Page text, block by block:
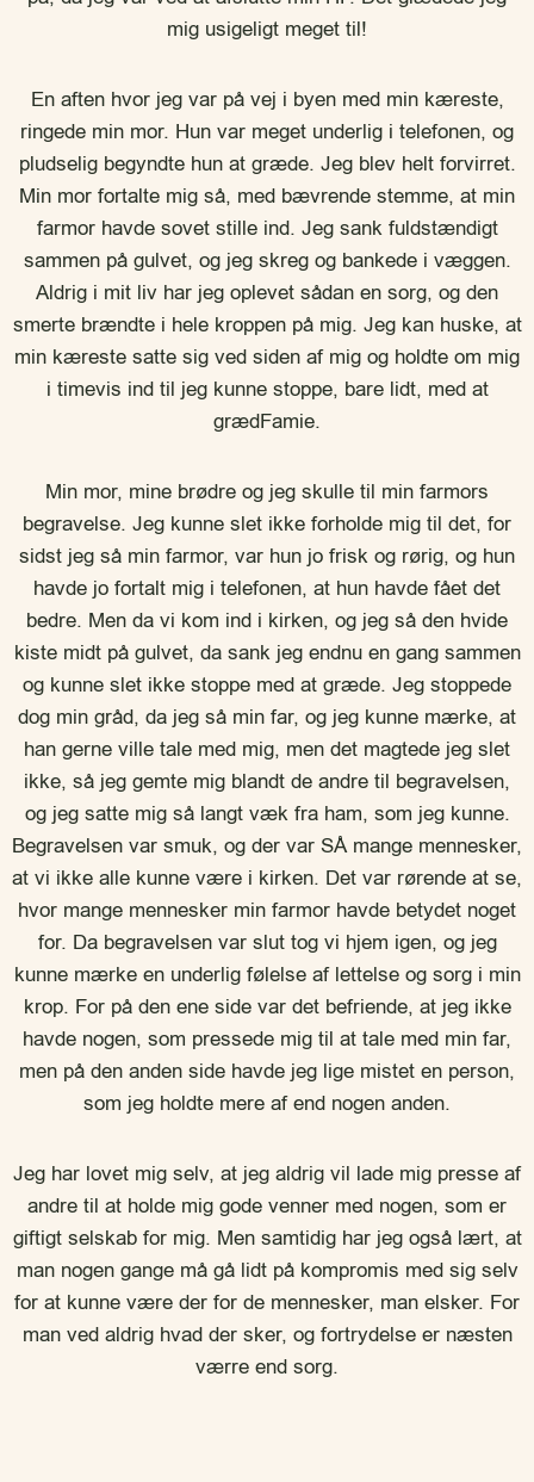
mig usigeligt meget til!
En aften hvor jeg var på vej i byen med min kæreste,
ringede min mor. Hun var meget underlig i telefonen, og
pludselig begyndte hun at græde. Jeg blev helt forvirret.
Min mor fortalte mig så, med bævrende stemme, at min
farmor havde sovet stille ind. Jeg sank fuldstændigt
sammen på gulvet, og jeg skreg og bankede i væggen.
Aldrig i mit liv har jeg oplevet sådan en sorg, og den
smerte brændte i hele kroppen på mig. Jeg kan huske, at
min kæreste satte sig ved siden af mig og holdte om mig
i timevis ind til jeg kunne stoppe, bare lidt, med at
grædFamie.
Min mor, mine brødre og jeg skulle til min farmors
begravelse. Jeg kunne slet ikke forholde mig til det, for
sidst jeg så min farmor, var hun jo frisk og rørig, og hun
havde jo fortalt mig i telefonen, at hun havde fået det
bedre. Men da vi kom ind i kirken, og jeg så den hvide
kiste midt på gulvet, da sank jeg endnu en gang sammen
og kunne slet ikke stoppe med at græde. Jeg stoppede
dog min gråd, da jeg så min far, og jeg kunne mærke, at
han gerne ville tale med mig, men det magtede jeg slet
ikke, så jeg gemte mig blandt de andre til begravelsen,
og jeg satte mig så langt væk fra ham, som jeg kunne.
Begravelsen var smuk, og der var SÅ mange mennesker,
at vi ikke alle kunne være i kirken. Det var rørende at se,
hvor mange mennesker min farmor havde betydet noget
for. Da begravelsen var slut tog vi hjem igen, og jeg
kunne mærke en underlig følelse af lettelse og sorg i min
krop. For på den ene side var det befriende, at jeg ikke
havde nogen, som pressede mig til at tale med min far,
men på den anden side havde jeg lige mistet en person,
som jeg holdte mere af end nogen anden.
Jeg har lovet mig selv, at jeg aldrig vil lade mig presse af
andre til at holde mig gode venner med nogen, som er
giftigt selskab for mig. Men samtidig har jeg også lært, at
man nogen gange må gå lidt på kompromis med sig selv
for at kunne være der for de mennesker, man elsker. For
man ved aldrig hvad der sker, og fortrydelse er næsten
værre end sorg.